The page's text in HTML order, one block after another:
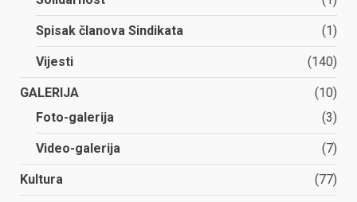
Spisak članova Sindikata (1)
Vijesti (140)
GALERIJA
(10)
Foto-galerija
(3)
Video-galerija (7)
Kultura (77)